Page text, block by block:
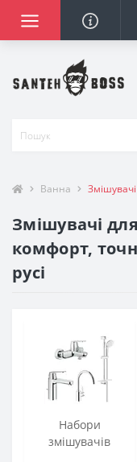
Ванна
Змішувачі
комфорт,
русі
Набори
змішувачів